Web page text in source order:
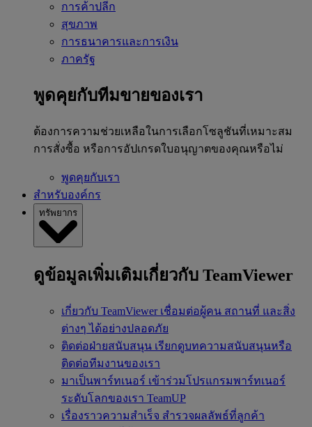
การค้าปลีก
สุขภาพ
การธนาคารและการเงิน
ภาครัฐ
พูดคุยกับทีมขายของเรา
ต้องการความช่วยเหลือในการเลือกโซลูชันที่เหมาะสม
การสั่งซื้อ หรือการอัปเกรดใบอนุญาตของคุณหรือไม่
พูดคุยกับเรา
สำหรับองค์กร
ทรัพยากร
ดูข้อมูลเพิ่มเติมเกี่ยวกับ TeamViewer
เกี่ยวกับ TeamViewer เชื่อมต่อผู้คน สถานที่ และสิ่ง
ต่างๆ ได้อย่างปลอดภัย
ติดต่อฝ่ายสนับสนุน เรียกดูบทความสนับสนุนหรือ
ติดต่อทีมงานของเรา
มาเป็นพาร์ทเนอร์ เข้าร่วมโปรแกรมพาร์ทเนอร์
ระดับโลกของเรา TeamUP
เรื่องราวความสำเร็จ สำรวจผลลัพธ์ที่ลูกค้า